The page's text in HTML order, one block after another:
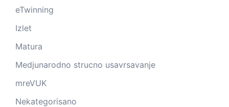
eTwinning
Izlet
Matura
Medjunarodno strucno usavrsavanje
mreVUK
Nekategorisano